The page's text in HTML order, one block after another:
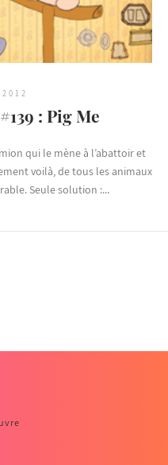
: Pig Me
qui le mène à l’abattoir et
voilà, de tous les animaux
Seule solution :...